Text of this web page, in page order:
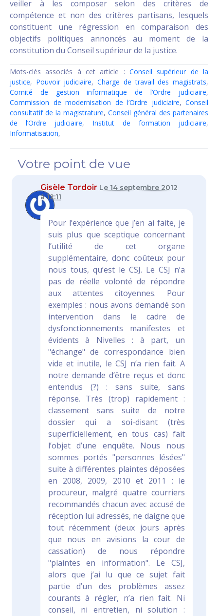
veiller à les composer selon des critères de
compétence et non des critères partisans, lesquels
constituent une régression en comparaison des
objectifs politiques annoncés au moment de la
constitution du Conseil supérieur de la justice.
Mots-clés associés à cet article : Conseil supérieur de la
justice, Pouvoir judiciaire,Charge de travail des magistrats,
Comité de gestion informatique de l’Ordre judiciaire,
Commission de modernisation de l’Ordre judiciaire, Conseil
consultatif de la magistrature, Conseil général des partenaires
de l’Ordre judiciaire, Institut de formation judiciaire,
Informatisation,
Votre point de vue
Gisèle Tordoir Le 14 septembre 2012
à 12:11
Pour l’expérience que j’en ai faite, je
suis plus que sceptique concernant
l’utilité de cet organe
supplémentaire, donc coûteux pour
nous tous, qu’est le CSJ. Le CSJ n’a
pas de réelle volonté de répondre
aux attentes citoyennes. Pour
exemples : nous avons demandé son
intervention dans le cadre de
dysfonctionnements manifestes et
évidents à Nivelles : à part, un
"échange" de correspondance bien
vide et inutile, le CSJ n’a rien fait. A
notre demande d’être reçus et donc
entendus (?) : sans suite, sans
réponse. Très (trop) rapidement :
classement sans suite de notre
dossier qui a soi-disant (très
superficiellement, en tous cas) fait
l’objet d’une enquête. Nous nous
sommes portés "personnes lésées"
suite à différentes plaintes déposées
en 2008, 2009, 2010 et 2011 : le
procureur, malgré quatre courriers
recommandés chacun avec accusé de
réception lui adressés, ne daigne que
tout récemment (deux jours après
que nous en avisions la cour de
cassation) de nous répondre
"plaintes en information". Le CSJ,
alors que j’ai lu que ce sujet fait
partie d’un des problèmes assez
courants à régler, n’a rien fait. Ni
conseil, ni entretien, ni solution :